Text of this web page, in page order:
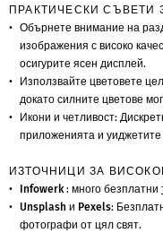
ПРАКТИЧЕСКИ СЪВЕТИ
Обърнете внимание на
изображения с високо
осигурите ясен дисплей.
Използвайте цветовете
докато силните цветове
Икони и четливост:
приложенията и
ИЗТОЧНИЦИ ЗА
Infowerk: много безплатни
Unsplash и Pexels:
фотографи от цял свят.